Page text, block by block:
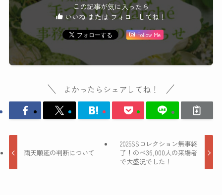
この記事が気に入ったら
いいね または フォローしてね！
Follow Me
よかったらシェアしてね！
雨天順延の判断について
2025SSコレクション無事終
了！のべ36,000人の来場者
で大盛況でした！